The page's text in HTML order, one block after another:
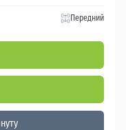
Передний